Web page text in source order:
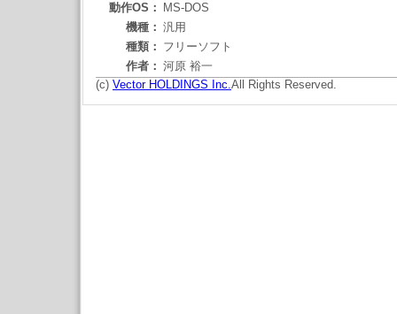
動作OS：
MS-DOS
機種： 汎用
種類： フリーソフト
作者： 河原 裕一
(c) Vector HOLDINGS Inc.All Rights Reserved.